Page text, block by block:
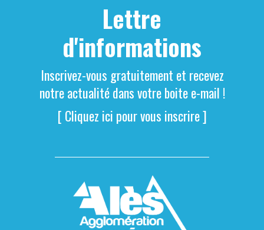
Lettre
d'informations
Inscrivez-vous gratuitement et recevez
notre actualité dans votre boite e-mail !
[ Cliquez ici pour vous inscrire ]